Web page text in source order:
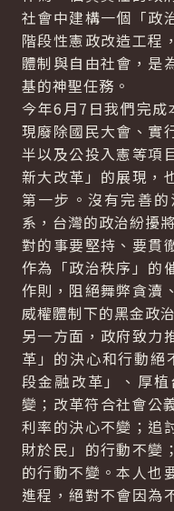
社會中建構一個「政
階段性憲政改造工程
體制與自由社會，是
基的神聖任務。
今年6月7日我們完
現廢除國民大會、實
半以及公投入憲等項
新大改革」的展現，
第一步。沒有完善
系，台灣的政治紛擾
對的事要堅持、要貫
作為「政治秩序」的
作則，阻絕舞弊貪瀆
威權體制下的黑金政
另一方面，政府致力
革」的決心和行動絕
段金融改革」、厚
變；改革符合社會公
利率的決心不變；追
財於民」的行動不變
的行動不變。本人也
進程，絕對不會因為